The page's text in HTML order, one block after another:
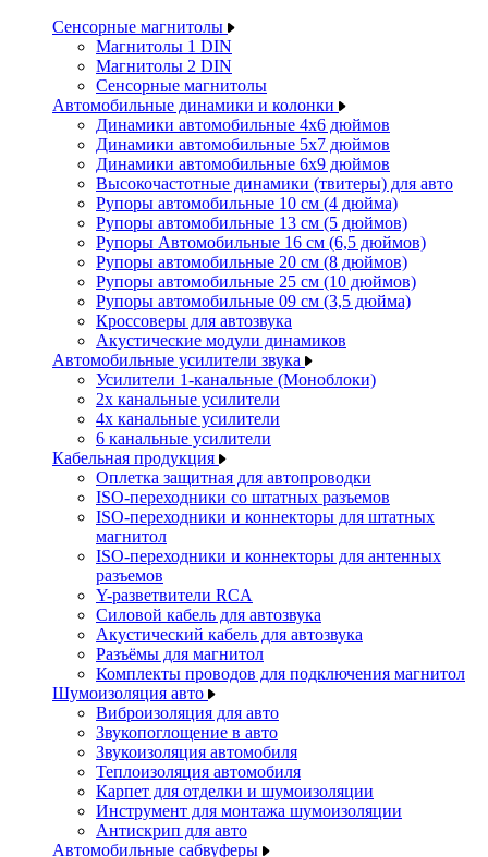
Сенсорные магнитолы
Магнитолы 1 DIN
Магнитолы 2 DIN
Сенсорные магнитолы
Автомобильные динамики и колонки
Динамики автомобильные 4x6 дюймов
Динамики автомобильные 5x7 дюймов
Динамики автомобильные 6x9 дюймов
Высокочастотные динамики (твитеры) для авто
Рупоры автомобильные 10 см (4 дюйма)
Рупоры автомобильные 13 см (5 дюймов)
Рупоры Автомобильные 16 см (6,5 дюймов)
Рупоры автомобильные 20 см (8 дюймов)
Рупоры автомобильные 25 см (10 дюймов)
Рупоры автомобильные 09 см (3,5 дюйма)
Кроссоверы для автозвука
Акустические модули динамиков
Автомобильные усилители звука
Усилители 1-канальные (Моноблоки)
2х канальные усилители
4х канальные усилители
6 канальные усилители
Кабельная продукция
Оплетка защитная для автопроводки
ISO-переходники со штатных разъемов
ISO-переходники и коннекторы для штатных
магнитол
ISO-переходники и коннекторы для антенных
разъемов
Y-разветвители RCA
Силовой кабель для автозвука
Акустический кабель для автозвука
Разъёмы для магнитол
Комплекты проводов для подключения магнитол
Шумоизоляция авто
Виброизоляция для авто
Звукопоглощение в авто
Звукоизоляция автомобиля
Теплоизоляция автомобиля
Карпет для отделки и шумоизоляции
Инструмент для монтажа шумоизоляции
Антискрип для авто
Автомобильные сабвуферы